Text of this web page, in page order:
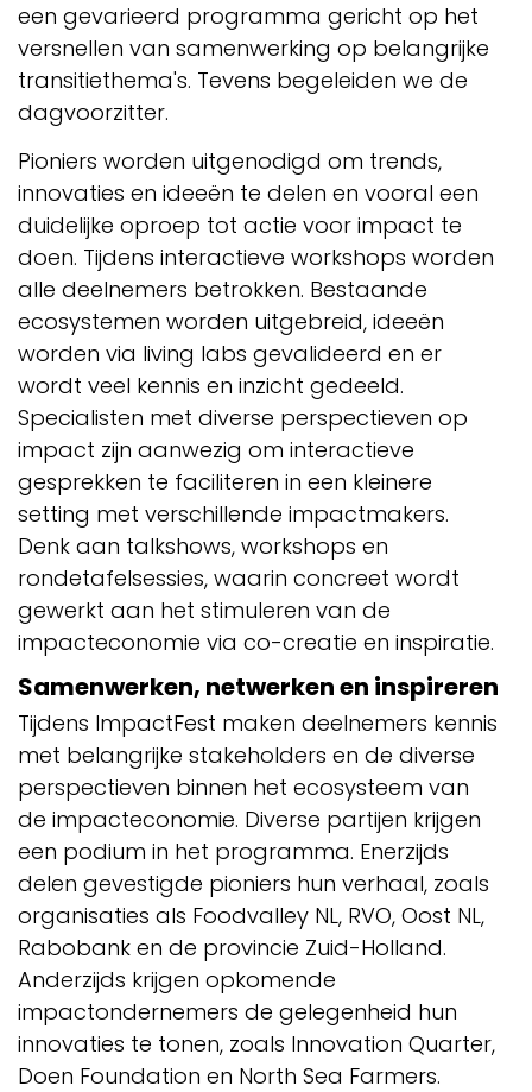
een gevarieerd programma gericht op het
versnellen van samenwerking op belangrijke
transitiethema's. Tevens begeleiden we de
dagvoorzitter.
Pioniers worden uitgenodigd om trends,
innovaties en ideeën te delen en vooral een
duidelijke oproep tot actie voor impact te
doen. Tijdens interactieve workshops worden
alle deelnemers betrokken. Bestaande
ecosystemen worden uitgebreid, ideeën
worden via living labs gevalideerd en er
wordt veel kennis en inzicht gedeeld.
Specialisten met diverse perspectieven op
impact zijn aanwezig om interactieve
gesprekken te faciliteren in een kleinere
setting met verschillende impactmakers.
Denk aan talkshows, workshops en
rondetafelsessies, waarin concreet wordt
gewerkt aan het stimuleren van de
impacteconomie via co-creatie en inspiratie.
Samenwerken, netwerken en inspireren
Tijdens ImpactFest maken deelnemers kennis
met belangrijke stakeholders en de diverse
perspectieven binnen het ecosysteem van
de impacteconomie. Diverse partijen krijgen
een podium in het programma. Enerzijds
delen gevestigde pioniers hun verhaal, zoals
organisaties als Foodvalley NL, RVO, Oost NL,
Rabobank en de provincie Zuid-Holland.
Anderzijds krijgen opkomende
impactondernemers de gelegenheid hun
innovaties te tonen, zoals Innovation Quarter,
Doen Foundation en North Sea Farmers.